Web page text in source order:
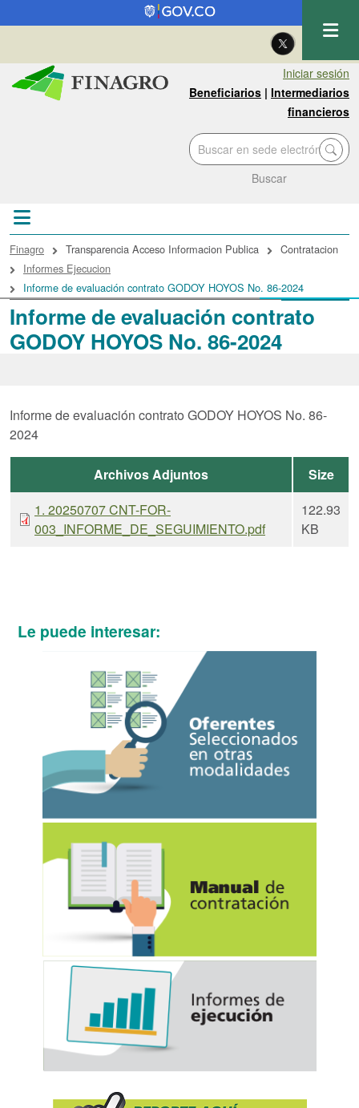
Pasar al contenido principal
| Eng
Iniciar sesión
Beneficiarios | Intermediarios
financieros
Buscar
Informe de evaluación contrato
GODOY HOYOS No. 86-2024
enlaces de ayuda a la
Finagro Transparencia Acceso Informacion Publica
Contratacion
Informes Ejecucion
Informe de evaluación contrato GODOY HOYOS No. 86-2024
Informe de evaluación contrato GODOY HOYOS No. 86-
2024
Archivos Adjuntos
Size
1. 20250707 CNT-FOR-
003_INFORME_DE_SEGUIMIENTO.pdf
122.93
KB
Le puede interesar: